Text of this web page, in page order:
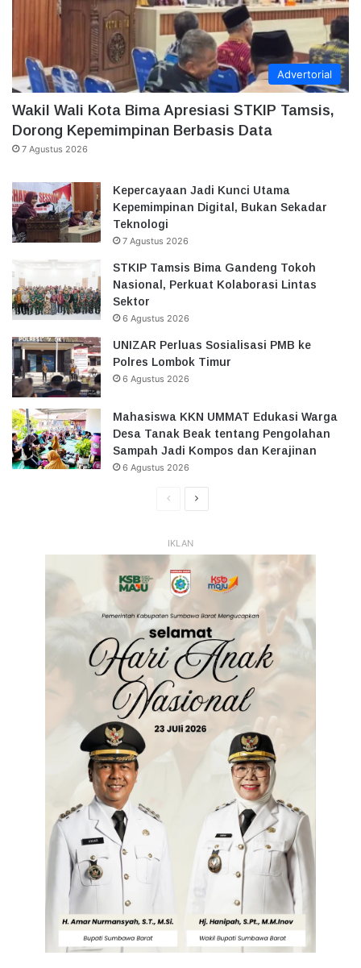
Advertorial
Wakil Wali Kota Bima Apresiasi STKIP Tamsis,
Dorong Kepemimpinan Berbasis Data
7 Agustus 2026
Kepercayaan Jadi Kunci Utama
Kepemimpinan Digital, Bukan Sekadar
Teknologi
7 Agustus 2026
STKIP Tamsis Bima Gandeng Tokoh
Nasional, Perkuat Kolaborasi Lintas
Sektor
6 Agustus 2026
UNIZAR Perluas Sosialisasi PMB ke
Polres Lombok Timur
6 Agustus 2026
Mahasiswa KKN UMMAT Edukasi Warga
Desa Tanak Beak tentang Pengolahan
Sampah Jadi Kompos dan Kerajinan
6 Agustus 2026
HalamanHalaman
IKLAN